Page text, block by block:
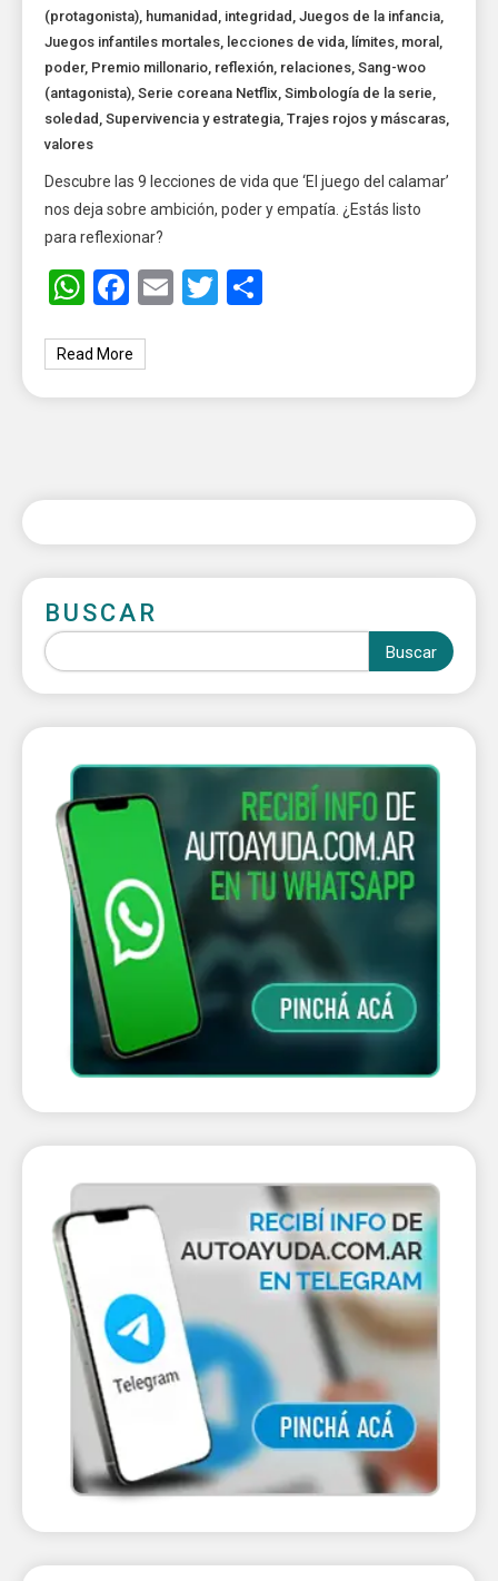
(protagonista) humanidad integridad ,Juegos de la infancia
Juegos infantiles mortales
lecciones de vida límites moral
poder, Premio millonario reflexión relaciones ,Sang-woo
(antagonista) ,Serie coreana Netflix ,Simbología de la serie
soledad ,Supervivencia y estrategia ,Trajes rojos y máscaras
valores
Descubre las 9 lecciones de vida que ‘El juego del calamar’
nos deja sobre ambición, poder y empatía. ¿Estás listo
para reflexionar?
WhatsApp
Facebook
EmailTwitter
Read More
BUSCAR
Buscar